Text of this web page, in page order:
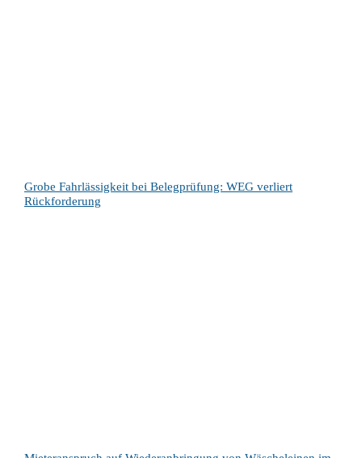
Grobe Fahrlässigkeit bei Belegprüfung: WEG verliert
Rückforderung